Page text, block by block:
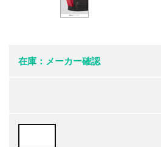
在庫：メーカー確認